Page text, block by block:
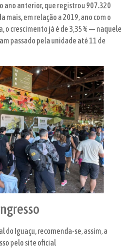
ano anterior, que registrou 907.320
mais, em relação a 2019, ano com o
o crescimento já é de 3,35% — naquele
passado pela unidade até 11 de
do Iguaçu, recomenda-se, assim, a
pelo site oficial